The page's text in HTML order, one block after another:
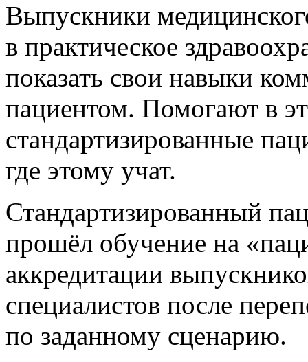
Выпускники
в практическое
показать свои навыки
пациентом. Помогают в
стандартизированные
где этому учат.
Стандартизированный
прошёл обучение на
аккредитации
специалистов после
по заданному сценарию.